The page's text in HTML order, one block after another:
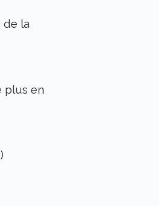
de la
plus en